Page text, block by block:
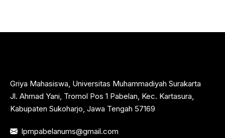
Griya Mahasiswa, Universitas Muhammadiyah Surakarta
Jl. Ahmad Yani, Tromol Pos 1 Pabelan, Kec. Kartasura,
Kabupaten Sukoharjo, Jawa Tengah 57169
lpmpabelanums@gmail.com